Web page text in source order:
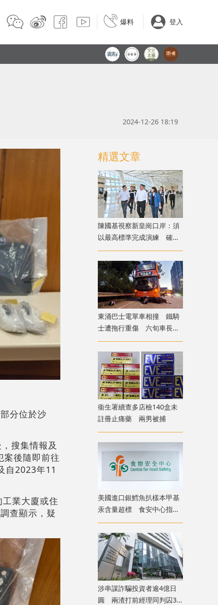
爆料 登入
2024-12-26 18:19
分位於沙
搜集情報及
案後隨即前往
自2023年11
業大廈或住
查顯示，疑
精選文章
陳國基視察新皇崗口岸：須
以最高標準完成演練 確保
通關萬無一失
東涌巴士電單車相撞 鐵騎
士遭拖行重傷 六旬車長涉
危駕被捕
衞生署續查多店檢140盒未
註冊止痛藥 兩男被捕
美國進口銀鱈魚扒樣本甲基
汞含量超標 食安中心指令
下架
涉串謀詐騙投資者逾4億日
圓 兩渣打前經理同判囚3